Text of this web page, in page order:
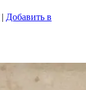
| Добавить в